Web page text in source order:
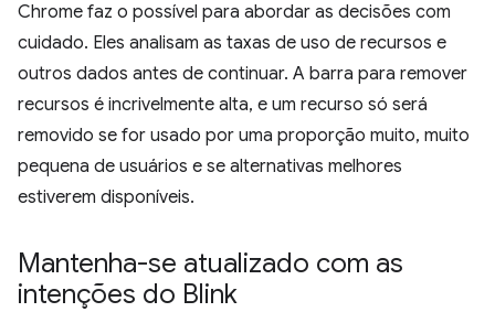
Chrome faz o possível para abordar as decisões com
cuidado. Eles analisam as taxas de uso de recursos e
outros dados antes de continuar. A barra para remover
recursos é incrivelmente alta, e um recurso só será
removido se for usado por uma proporção muito, muito
pequena de usuários e se alternativas melhores
estiverem disponíveis.
Mantenha-se atualizado com as
intenções do Blink